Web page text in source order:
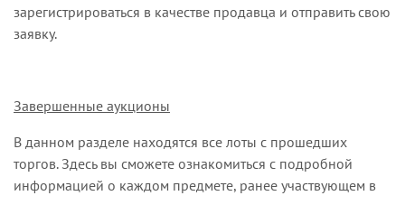
зарегистрироваться в качестве продавца и отправить свою
заявку.
Завершенные аукционы
В данном разделе находятся все лоты с прошедших
торгов. Здесь вы сможете ознакомиться с подробной
информацией о каждом предмете, ранее участвующем в